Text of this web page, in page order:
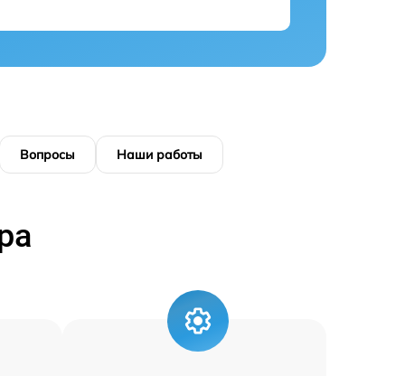
Вопросы Наши работы